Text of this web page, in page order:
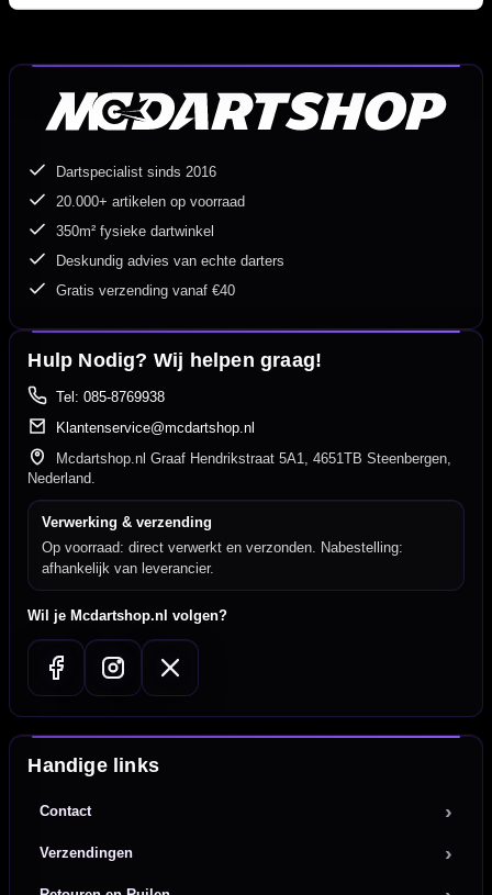
Dartspecialist sinds 2016
20.000+ artikelen op voorraad
350m² fysieke dartwinkel
Deskundig advies van echte darters
Gratis verzending vanaf €40
Hulp Nodig? Wij helpen graag!
Tel: 085-8769938
Klantenservice@mcdartshop.nl
Mcdartshop.nl Graaf Hendrikstraat 5A1, 4651TB Steenbergen,
Nederland.
Verwerking & verzending
Op voorraad: direct verwerkt en verzonden. Nabestelling:
afhankelijk van leverancier.
Wil je Mcdartshop.nl volgen?
Handige links
Contact
Verzendingen